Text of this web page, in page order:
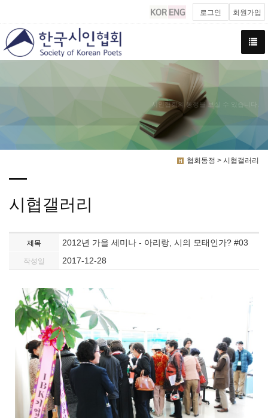
로그인 회원가입
시인협회의 동정을 보실 수 있습니다.
협회동정 > 시협갤러리
시협갤러리
제목 2012년 가을 세미나 - 아리랑, 시의 모태인가? #03
작성일 2017-12-28